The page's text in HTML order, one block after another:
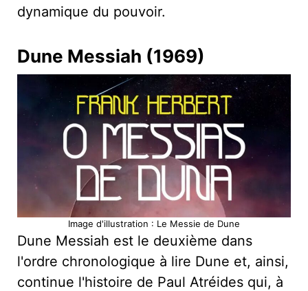
dynamique du pouvoir.
Dune Messiah (1969)
Image d'illustration : Le Messie de Dune
Dune Messiah est le deuxième dans
l'ordre chronologique à lire Dune et, ainsi,
continue l'histoire de Paul Atréides qui, à